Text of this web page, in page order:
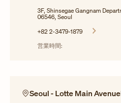
3F, Shinsegae Gangnam
06546, Seoul
+82 2-3479-1879
営業時間:
Seoul - Lotte Main